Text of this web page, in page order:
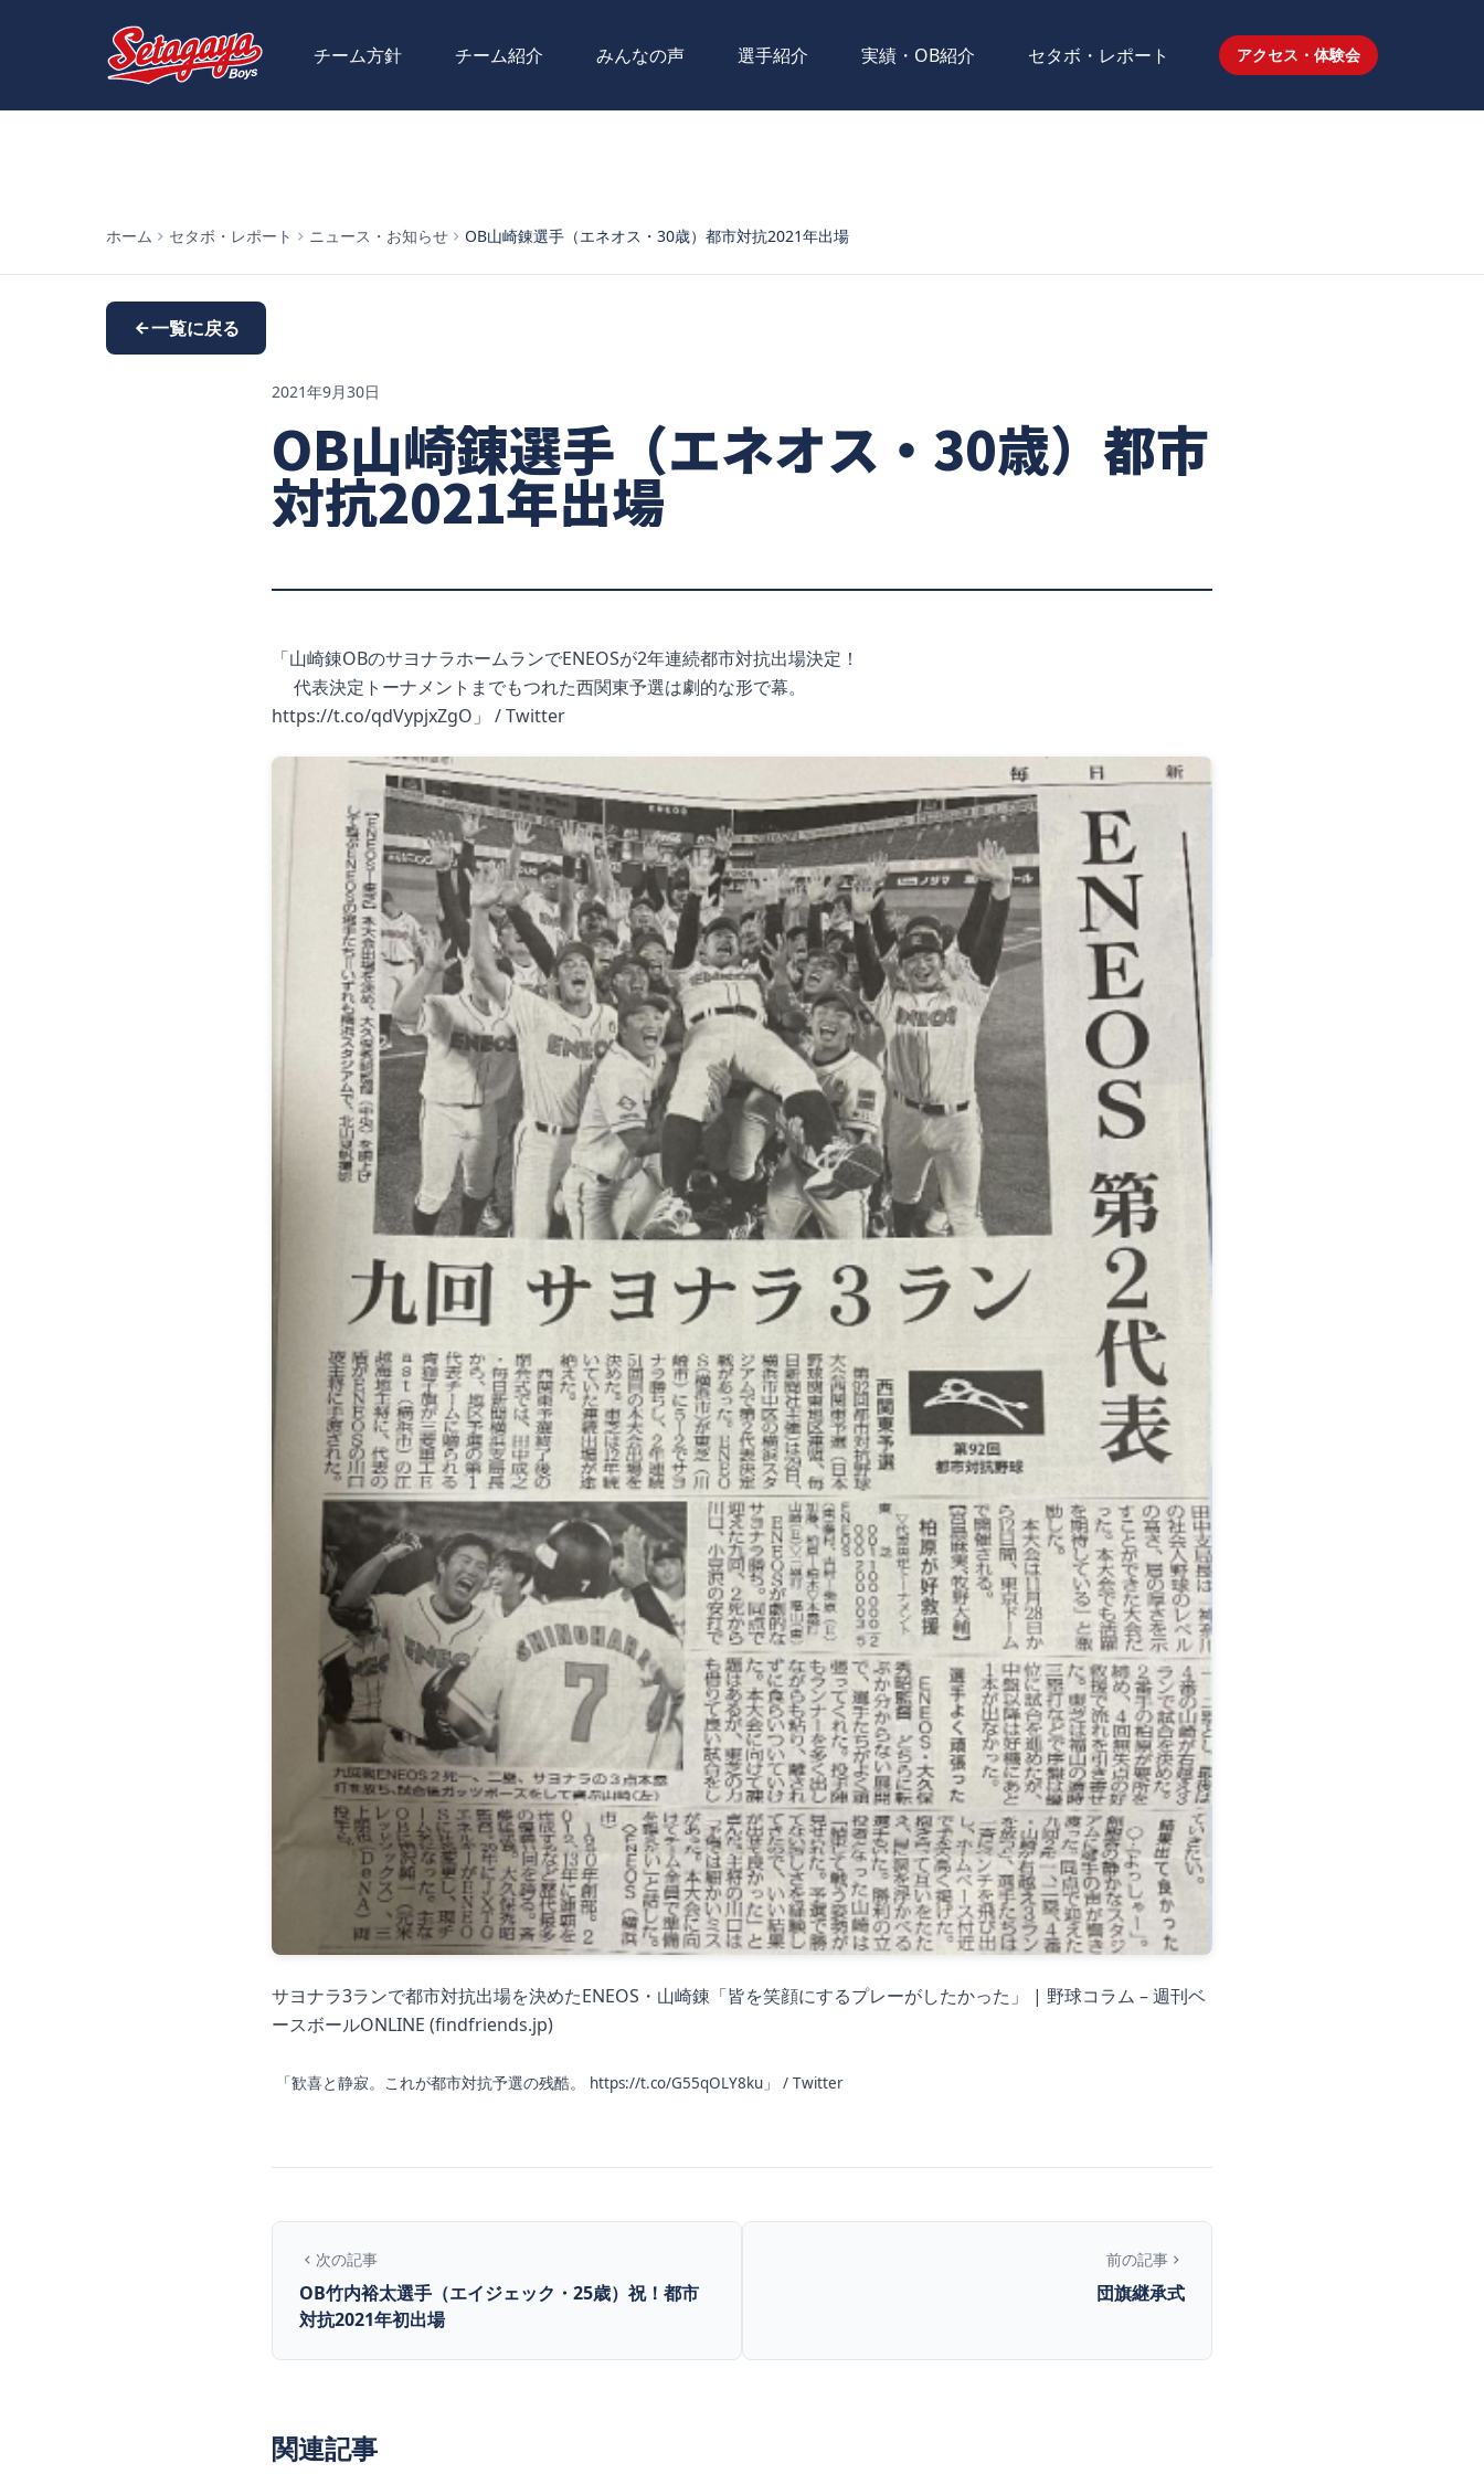
チーム方針 チーム紹介 みんなの声 選手紹介 実績・OB紹介 セタボ・レポート アクセス・体験会
ホーム セタボ・レポート ニュース・お知らせ OB山崎錬選手（エネオス・30歳）都市対抗2021年出場
一覧に戻る
2021年9月30日
OB山崎錬選手（エネオス・30歳）都市
対抗2021年出場
「山崎錬OBのサヨナラホームランでENEOSが2年連続都市対抗出場決定！
代表決定トーナメントまでもつれた西関東予選は劇的な形で幕。
https://t.co/qdVypjxZgO 」 / Twitter
サヨナラ3ランで都市対抗出場を決めたENEOS・山崎錬「皆を笑顔にするプレーがしたかった」 | 野球コラム – 週刊ベ
ースボールONLINE (findfriends.jp)
「歓喜と静寂。これが都市対抗予選の残酷。 https://t.co/G55qOLY8ku」 / Twitter
次の記事
OB竹内裕太選手（エイジェック・25歳）祝！都市
対抗2021年初出場
前の記事
団旗継承式
関連記事